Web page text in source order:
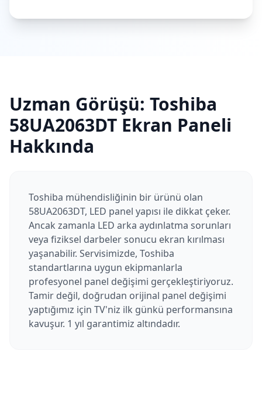
Uzman Görüşü: Toshiba
58UA2063DT Ekran Paneli
Hakkında
Toshiba mühendisliğinin bir ürünü olan
58UA2063DT, LED panel yapısı ile dikkat çeker.
Ancak zamanla LED arka aydınlatma sorunları
veya fiziksel darbeler sonucu ekran kırılması
yaşanabilir. Servisimizde, Toshiba
standartlarına uygun ekipmanlarla
profesyonel panel değişimi gerçekleştiriyoruz.
Tamir değil, doğrudan orijinal panel değişimi
yaptığımız için TV'niz ilk günkü performansına
kavuşur. 1 yıl garantimiz altındadır.